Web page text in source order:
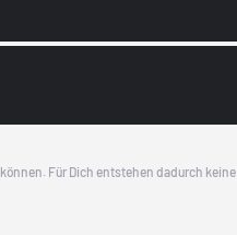
Für Dich entstehen dadurch keine